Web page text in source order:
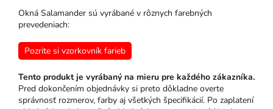
Okná Salamander sú vyrábané v rôznych farebných
prevedeniach:
Pozrite si vzorkovník farieb
Tento produkt je vyrábaný na mieru pre každého zákazníka.
Pred dokončením objednávky si preto dôkladne overte
správnosť rozmerov, farby aj všetkých špecifikácií. Po zaplatení